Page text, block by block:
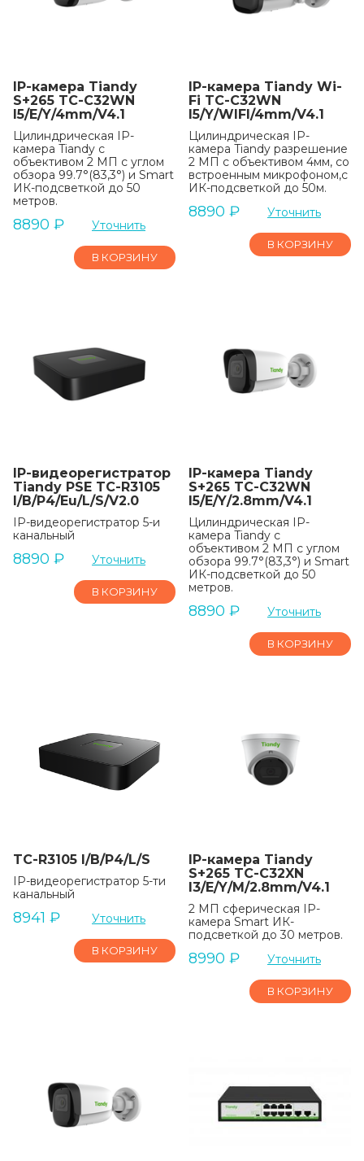
IP-камера Tiandy
S+265 TC-C32WN
I5/E/Y/4mm/V4.1
Цилиндрическая IP-
камера Tiandy с
объективом 2 МП с углом
обзора 99.7°(83,3°) и Smart
ИК-подсветкой до 50
метров.
8890 ₽ Уточнить
В КОРЗИНУ
IP-камера Tiandy Wi-
Fi TC-C32WN
I5/Y/WIFI/4mm/V4.1
Цилиндрическая IP-
камера Tiandy разрешение
2 МП с объективом 4мм, со
встроенным микрофоном,c
ИК-подсветкой до 50м.
8890 ₽ Уточнить
В КОРЗИНУ
IP-видеорегистратор
Tiandy PSE TC-R3105
I/B/P4/Eu/L/S/V2.0
IP-видеорегистратор 5-и
канальный
8890 ₽ Уточнить
В КОРЗИНУ
IP-камера Tiandy
S+265 TC-C32WN
I5/E/Y/2.8mm/V4.1
Цилиндрическая IP-
камера Tiandy с
объективом 2 МП с углом
обзора 99.7°(83,3°) и Smart
ИК-подсветкой до 50
метров.
8890 ₽ Уточнить
В КОРЗИНУ
TC-R3105 I/B/P4/L/S
IP-видеорегистратор 5-ти
канальный
8941 ₽ Уточнить
В КОРЗИНУ
IP-камера Tiandy
S+265 TC-C32XN
I3/E/Y/M/2.8mm/V4.1
2 МП сферическая IP-
камера Smart ИК-
подсветкой до 30 метров.
8990 ₽ Уточнить
В КОРЗИНУ